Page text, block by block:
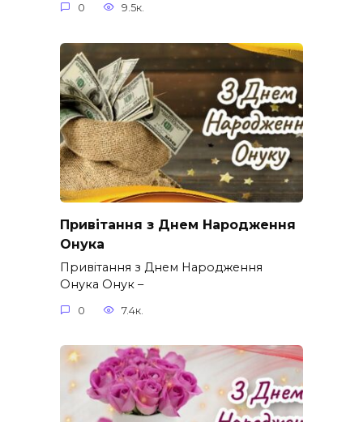
0 9.5к.
Привітання з Днем Народження
Онука
Привітання з Днем Народження
Онука Онук –
0 7.4к.